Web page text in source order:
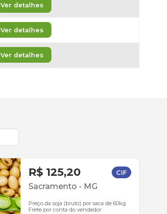
Ver detalhes
Ver detalhes
Ver detalhes
R$ 125,20 CIF
Sacramento - MG
Preço da soja (bruto) por saca de 60kg
Frete por conta do vendedor